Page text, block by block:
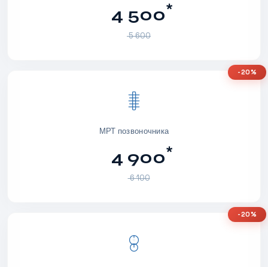
4 500*
5 600
МРТ позвоночника
4 900*
6 100
-20%
-20%